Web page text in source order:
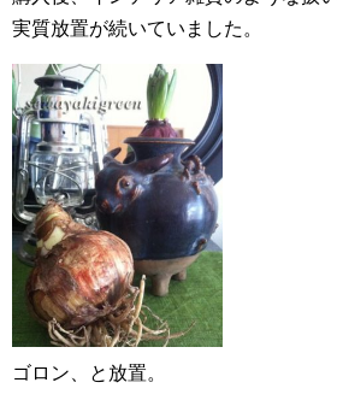
実質放置が続いていました。
ゴロン、と放置。